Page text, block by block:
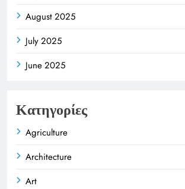
August 2025
July 2025
June 2025
Κατηγορίες
Agriculture
Architecture
Art